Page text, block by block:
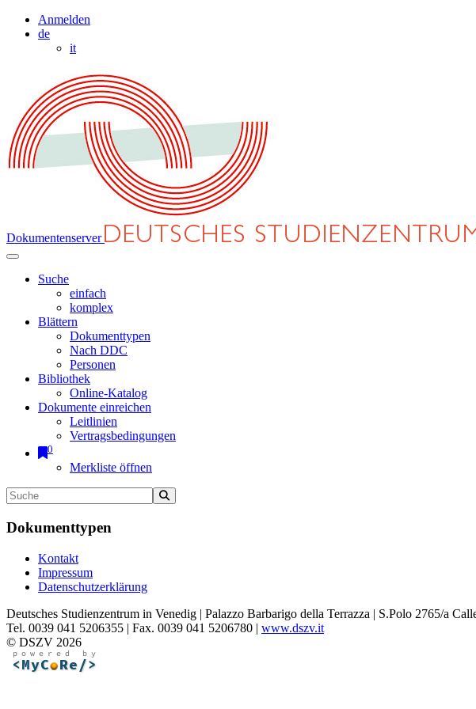
Anmelden
de
it
Dokumentenserver
Suche
einfach
komplex
Blättern
Dokumenttypen
Nach DDC
Personen
Bibliothek
Online-Katalog
Dokumente einreichen
Leitlinien
Vertragsbedingungen
0
Merkliste öffnen
Dokumenttypen
Kontakt
Impressum
Datenschutzerklärung
Deutsches Studienzentrum in Venedig | Palazzo Barbarigo della Terrazza | S.Polo 2765/a
Tel. 0039 041 5206355 | Fax. 0039 041 5206780 | www.dszv.it
© DSZV 2026